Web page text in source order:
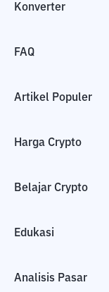
Konverter
FAQ
Artikel Populer
Harga Crypto
Belajar Crypto
Edukasi
Analisis Pasar